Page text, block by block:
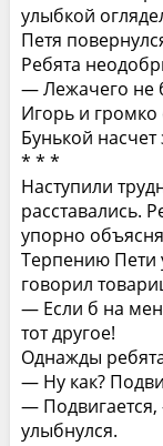
улыбкой
Петя
Ребята
— Лежачего не
Игорь и громко
Бунькой насчет
* * *
Наступили
расставались.
упорно
Терпению Пети
говорил
— Если б на
тот другое!
Однажды
— Ну как?
—
улыбнулся.